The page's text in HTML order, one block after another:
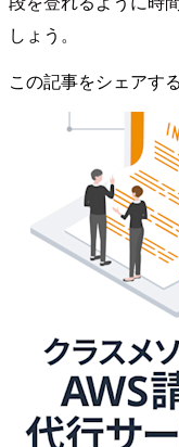
しょう。
この記事をシェアする